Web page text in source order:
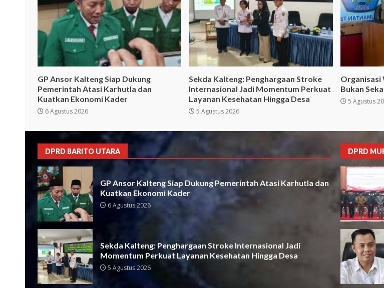
GP Ansor Kalteng Siap Dukung
Pemerintah Atasi Karhutla dan
Kuatkan Ekonomi Kader
6 Agustus 2026
Sekda Kalteng: Penghargaan Stroke
Internasional Jadi Momentum Perkuat
Layanan Kesehatan Hingga Desa
5 Agustus 2026
Organisasi
Bukan
5 Agustus
DPRD BARITO UTARA
GP Ansor Kalteng Siap Dukung Pemerintah Atasi Karhutla dan
Kuatkan Ekonomi Kader
6 Agustus 2026
Sekda Kalteng: Penghargaan Stroke Internasional Jadi
Momentum Perkuat Layanan Kesehatan Hingga Desa
5 Agustus 2026
DPRD